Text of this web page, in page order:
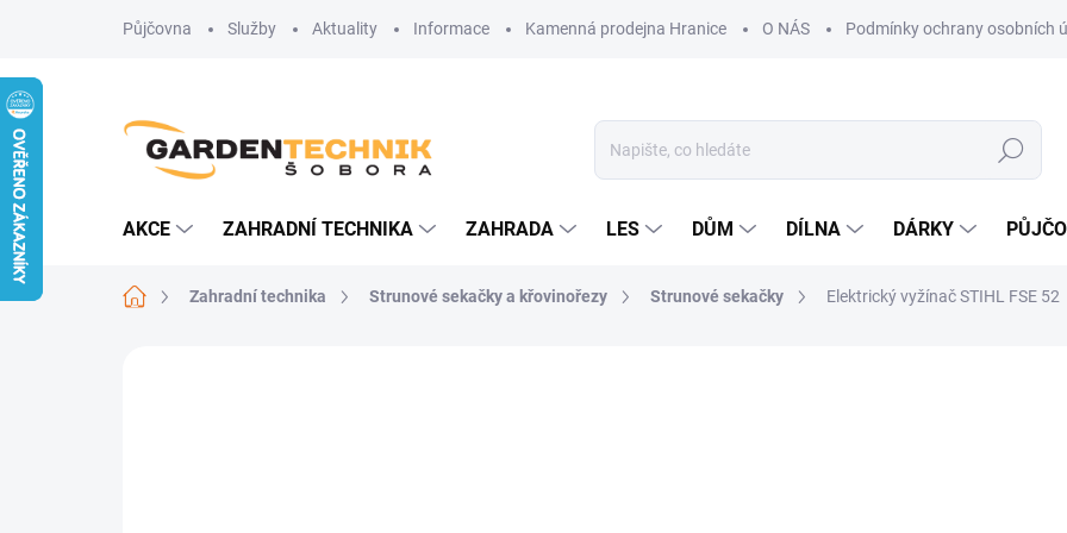
Půjčovna Služby Aktuality Informace Kamenná prodejna Hranice O NÁS Podmínky ochrany osobních
Hledat
AKCE ZAHRADNÍ TECHNIKA ZAHRADA LES DŮM DÍLNA DÁRKY
Domů Zahradní technika Strunové sekačky a křovinořezy Strunové sekačky Elektrický vyžínač STIHL FSE 52